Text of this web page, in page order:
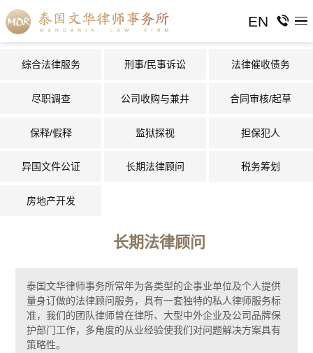
EN
综合法律服务 刑事/民事诉讼 法律催收债务
尽职调查 公司收购与兼并 合同审核/起草
保释/假释 监狱探视 担保犯人
异国文件公证 长期法律顾问 税务筹划
房地产开发
长期法律顾问
泰国文华律师事务所常年为各类型的企事业单位及个人提供
量身订做的法律顾问服务，具有一套独特的私人律师服务标
准，我们的团队律师曾在律所、大型中外企业及公司品牌保
护部门工作，多角度的从业经验使我们对问题解决方案具有
策略性。